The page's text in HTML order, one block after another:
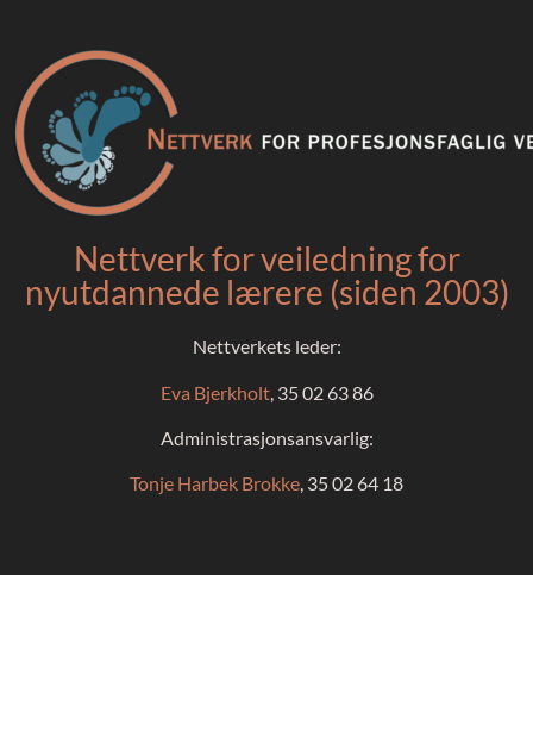
Nettverk for veiledning for
nyutdannede lærere (siden 2003)
Nettverkets leder:
Eva Bjerkholt, 35 02 63 86
Administrasjonsansvarlig:
Tonje Harbek Brokke, 35 02 64 18